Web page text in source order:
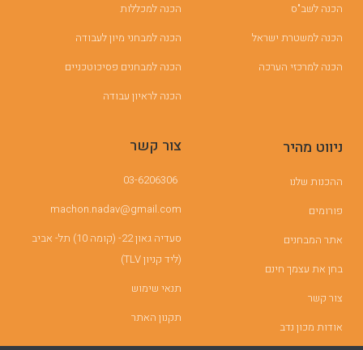
הכנה לשב"ס
הכנה למשטרת ישראל
הכנה למרכזי הערכה
הכנה למכללות
הכנה למבחני מיון לעבודה
הכנה למבחנים פסיכוטכניים
הכנה לראיון עבודה
ניווט מהיר
ההכנות שלנו
פורומים
אתר המבחנים
בחן את עצמך חינם
צור קשר
אודות מכון נדב
צור קשר
03-6206306
machon.nadav@gmail.com
סעדיה גאון 22- (קומה 10) תל- אביב
(ליד קניון TLV)
תנאי שימוש
תקנון האתר